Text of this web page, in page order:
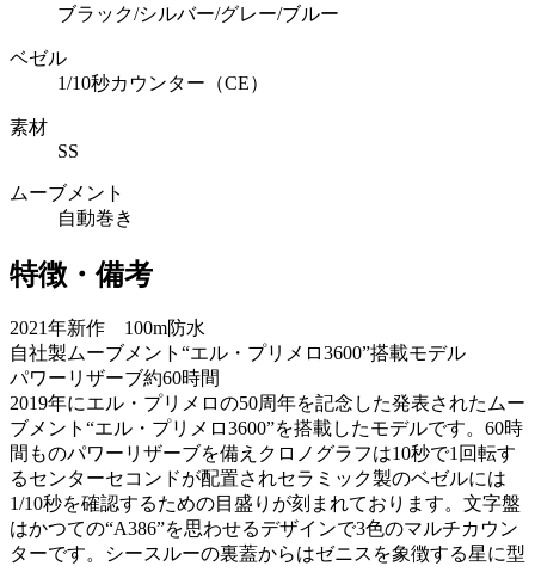
ブラック/シルバー/グレー/ブルー
ベゼル
1/10秒カウンター（CE）
素材
SS
ムーブメント
自動巻き
特徴・備考
2021年新作 100m防水
自社製ムーブメント“エル・プリメロ3600”搭載モデル
パワーリザーブ約60時間
2019年にエル・プリメロの50周年を記念した発表されたムー
ブメント“エル・プリメロ3600”を搭載したモデルです。60時
間ものパワーリザーブを備えクロノグラフは10秒で1回転す
るセンターセコンドが配置されセラミック製のベゼルには
1/10秒を確認するための目盛りが刻まれております。文字盤
はかつての“A386”を思わせるデザインで3色のマルチカウン
ターです。シースルーの裏蓋からはゼニスを象徴する星に型